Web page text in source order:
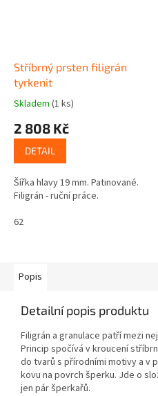
Stříbrný prsten filigrán
tyrkenit
Skladem (1 ks)
2 808 Kč
DETAIL
Šířka hlavy 19 mm. Patinované.
Filigrán - ruční práce.
62
Popis
Detailní popis produktu
Filigrán a granulace patří mezi
Princip spočívá v kroucení
do tvarů s přírodními motivy a v
kovu na povrch šperku. Jde o
jen pár šperkařů.